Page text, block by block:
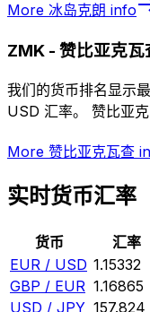
More 冰岛克朗 info
ZMK - 赞比亚克瓦
我们的货币排名显示
USD 汇率。 赞比亚
More 赞比亚克瓦查
实时货币汇率
货币 汇率
EUR / USD 1.15332
GBP / EUR 1.16865
USD / JPY 157.824